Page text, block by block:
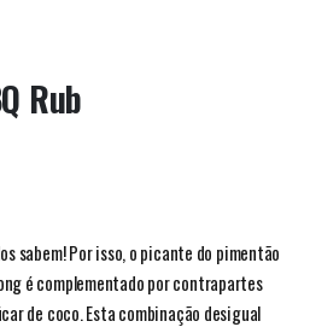
Rub
sabem! Por isso, o picante do pimentão
é complementado por contrapartes
de coco. Esta combinação desigual